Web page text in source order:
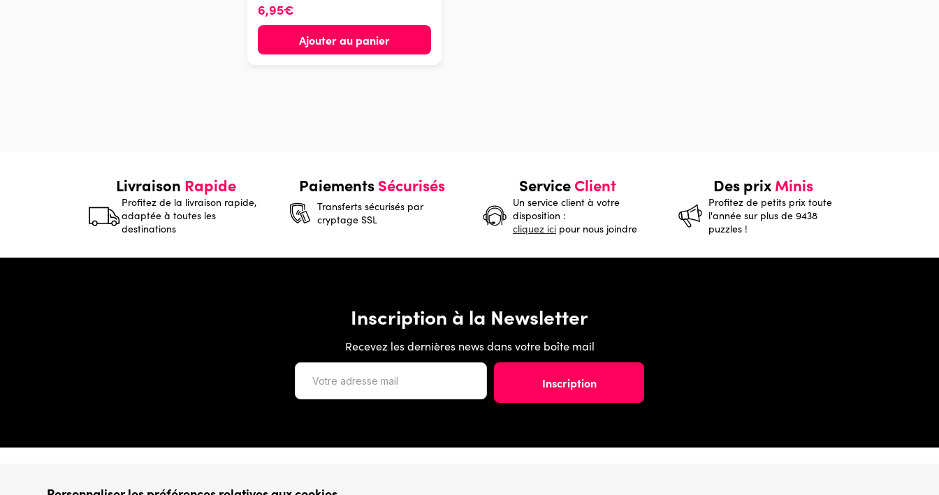
6,95€
Ajouter au panier
Livraison Rapide
Profitez de la livraison rapide,
adaptée à toutes les
destinations
PaiementsSécurisés
Transferts sécurisés par
cryptage SSL
ServiceClient
Un service client à votre
disposition :
cliquez ici pour nous joindre
Des prixMinis
Profitez de petits prix toute
l'année sur plus de 9438
puzzles !
Inscription à la Newsletter
Recevez les dernières news dans votre boîte mail
› Conditions de vente